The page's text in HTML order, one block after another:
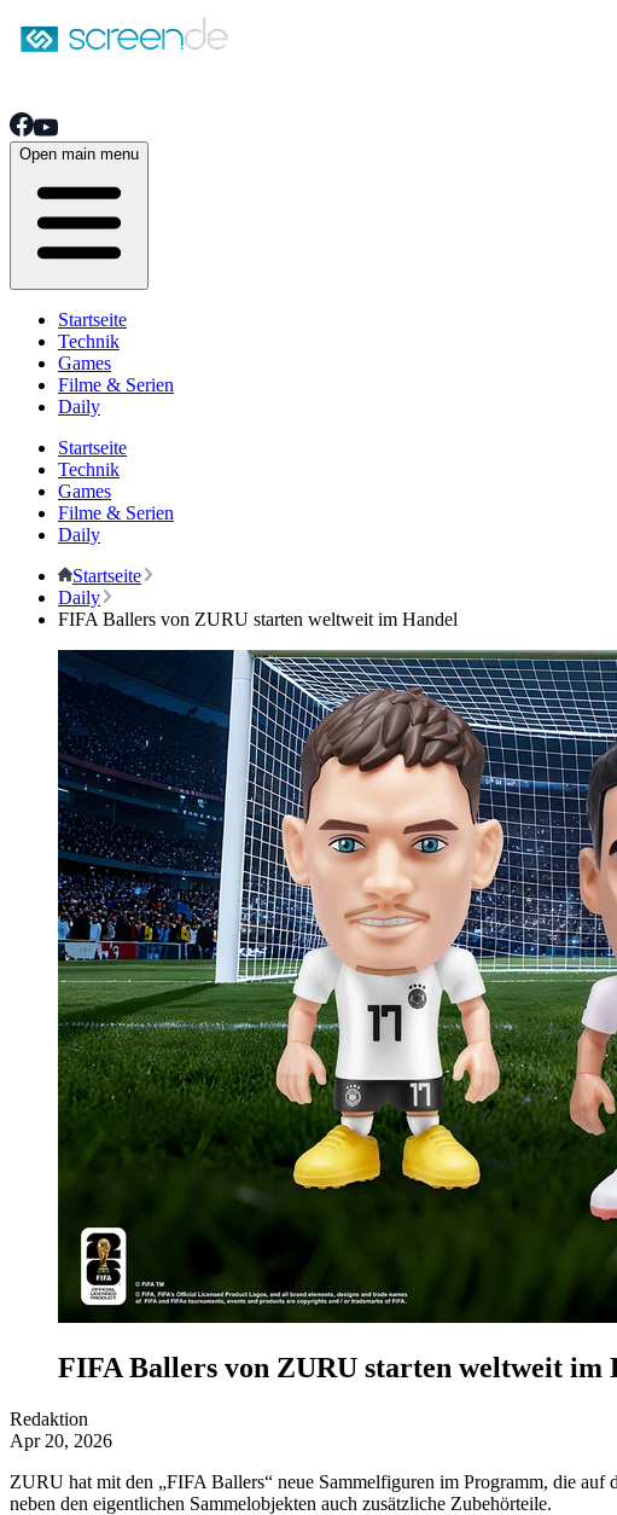
Open main menu
Startseite
Technik
Games
Filme & Serien
Daily
Startseite
Technik
Games
Filme & Serien
Daily
Startseite
Daily
FIFA Ballers von ZURU starten weltweit im Handel
FIFA Ballers von ZURU starten weltweit im
Redaktion
Apr 20, 2026
ZURU hat mit den „FIFA Ballers“ neue Sammelfiguren im Programm, die
neben den eigentlichen Sammelobjekten auch zusätzliche Zubehörteile.